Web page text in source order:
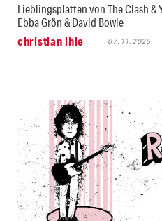
Lieblingsplatten von The Clash &
Ebba Grön & David Bowie
christian ihle
07.11.2025